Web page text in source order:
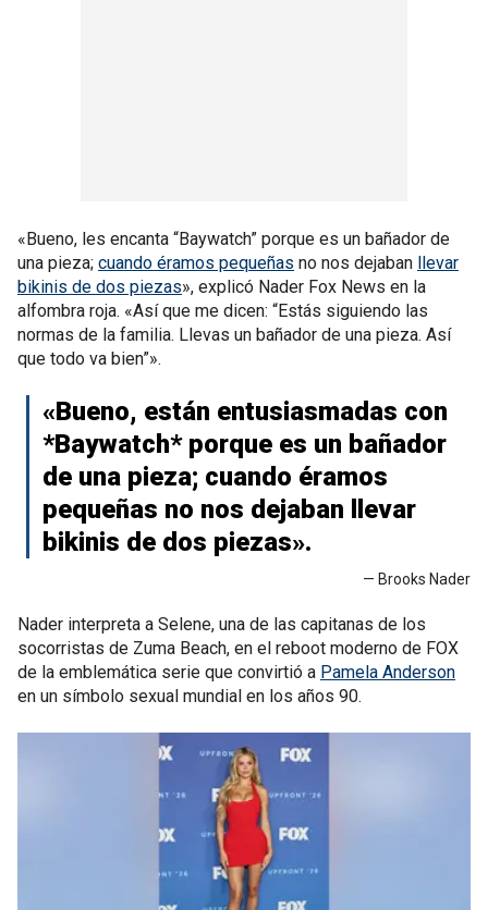
«Bueno, les encanta “Baywatch” porque es un bañador de
una pieza; cuando éramos pequeñas no nos dejaban llevar
bikinis de dos piezas», explicó Nader Fox News en la
alfombra roja. «Así que me dicen: “Estás siguiendo las
normas de la familia. Llevas un bañador de una pieza. Así
que todo va bien”».
«Bueno, están entusiasmadas con
*Baywatch* porque es un bañador
de una pieza; cuando éramos
pequeñas no nos dejaban llevar
bikinis de dos piezas».
— Brooks Nader
Nader interpreta a Selene, una de las capitanas de los
socorristas de Zuma Beach, en el reboot moderno de FOX
de la emblemática serie que convirtió a Pamela Anderson
en un símbolo sexual mundial en los años 90.